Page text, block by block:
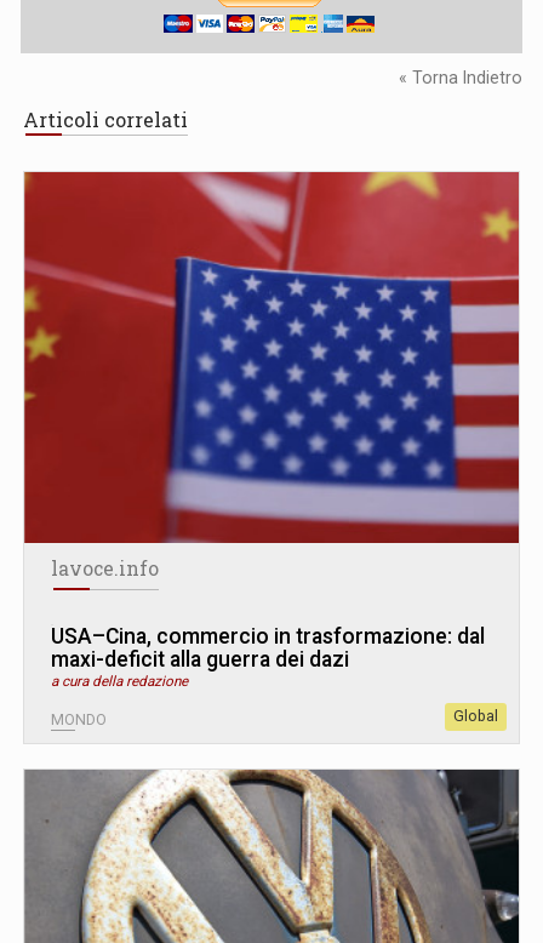
« Torna Indietro
Articoli correlati
lavoce.info
USA–Cina, commercio in trasformazione: dal
maxi-deficit alla guerra dei dazi
a cura della redazione
MONDO Global